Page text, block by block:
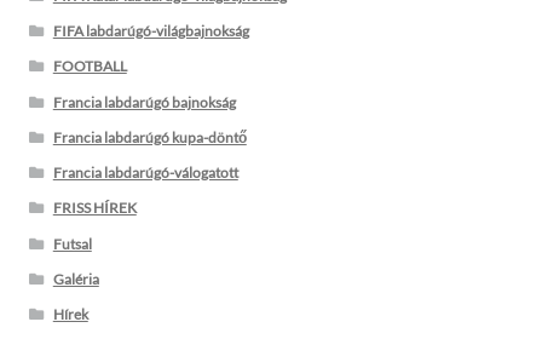
FIFA labdarúgó-világbajnokság
FOOTBALL
Francia labdarúgó bajnokság
Francia labdarúgó kupa-döntő
Francia labdarúgó-válogatott
FRISS HÍREK
Futsal
Galéria
Hírek